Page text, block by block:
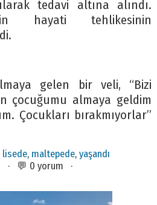
tedavi altına alındı.
hayati tehlikesinin
gelen bir veli, “Bizi
çocuğumu almaya geldim
Çocukları bırakmıyorlar”
lisede, maltepede, yaşandı
· 💬 0 yorum ·